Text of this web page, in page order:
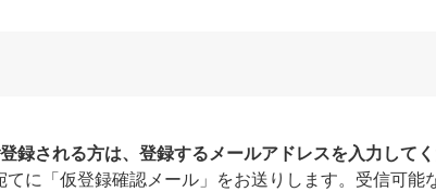
録される方は、登録するメールアドレスを入力してく
に「仮登録確認メール」をお送りします。受信可能